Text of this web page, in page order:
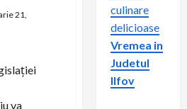
21,
va
culinare
delicioase
Vremea in
Judetul
Ilfov